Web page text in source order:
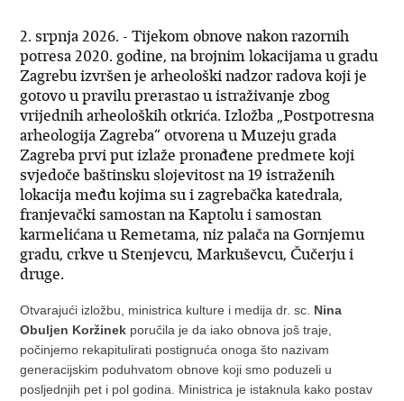
2. srpnja 2026. - Tijekom obnove nakon razornih
potresa 2020. godine, na brojnim lokacijama u gradu
Zagrebu izvršen je arheološki nadzor radova koji je
gotovo u pravilu prerastao u istraživanje zbog
vrijednih arheoloških otkrića. Izložba „Postpotresna
arheologija Zagreba“ otvorena u Muzeju grada
Zagreba prvi put izlaže pronađene predmete koji
svjedoče baštinsku slojevitost na 19 istraženih
lokacija među kojima su i zagrebačka katedrala,
franjevački samostan na Kaptolu i samostan
karmelićana u Remetama, niz palača na Gornjemu
gradu, crkve u Stenjevcu, Markuševcu, Čučerju i
druge.
Otvarajući izložbu, ministrica kulture i medija dr. sc. Nina
Obuljen Koržinek poručila je da iako obnova još traje,
počinjemo rekapitulirati postignuća onoga što nazivam
generacijskim poduhvatom obnove koji smo poduzeli u
posljednjih pet i pol godina. Ministrica je istaknula kako postav